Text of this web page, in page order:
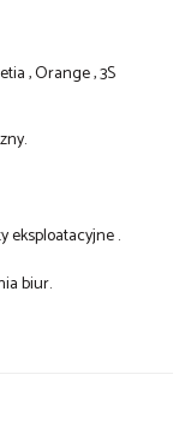
, Orange , 3S
eksploatacyjne .
biur.